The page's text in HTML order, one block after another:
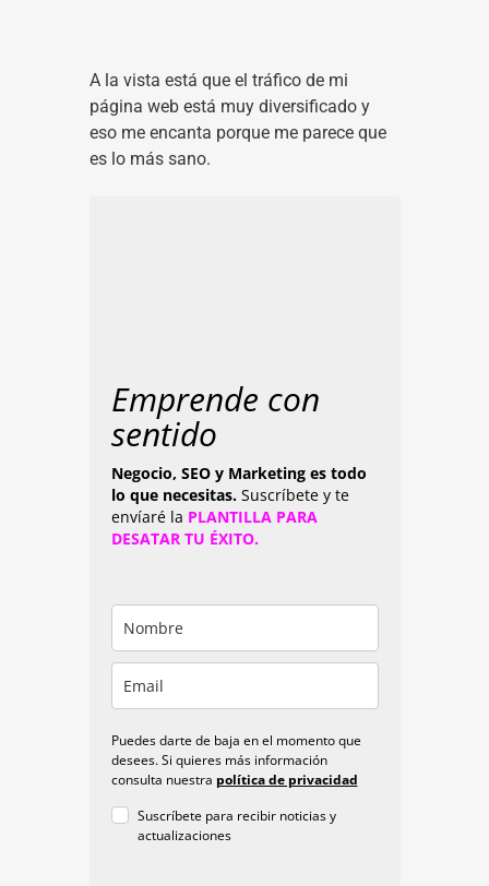
A la vista está que el tráfico de mi
página web está muy diversificado y
eso me encanta porque me parece que
es lo más sano.
Emprende con
sentido
Negocio, SEO y Marketing es todo
lo que necesitas.Suscríbete y te
envíaré la PLANTILLA PARA
DESATAR TU ÉXITO.
Puedes darte de baja en el momento que
desees. Si quieres más información
consulta nuestra política de privacidad
Suscríbete para recibir noticias y
actualizaciones